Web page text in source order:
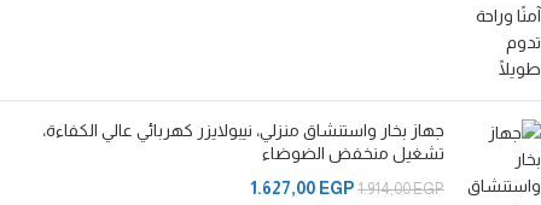
جهاز بخار واستنشاق منزلي، نيبولايزر كهربائي عالي الكفاءة،
تشغيل منخفض الضوضاء
1.914,00EGP
1.627,00 EGP